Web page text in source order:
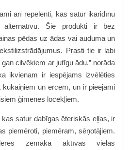
arī repelenti, kas satur ikaridīnu
Šie produkti ir bez
pēdas uz ādas vai auduma un
Prasti tie ir labi
cilvēkiem ar jutīgu ādu,” norāda
ikvienam ir iespējams izvēlēties
un ērcēm, un ir pieejami
ģimenes locekļiem.
kas satur dabīgas ēteriskās eļļas, ir
piemēroti, piemēram, sēņotājiem.
zemāka aktīvās vielas